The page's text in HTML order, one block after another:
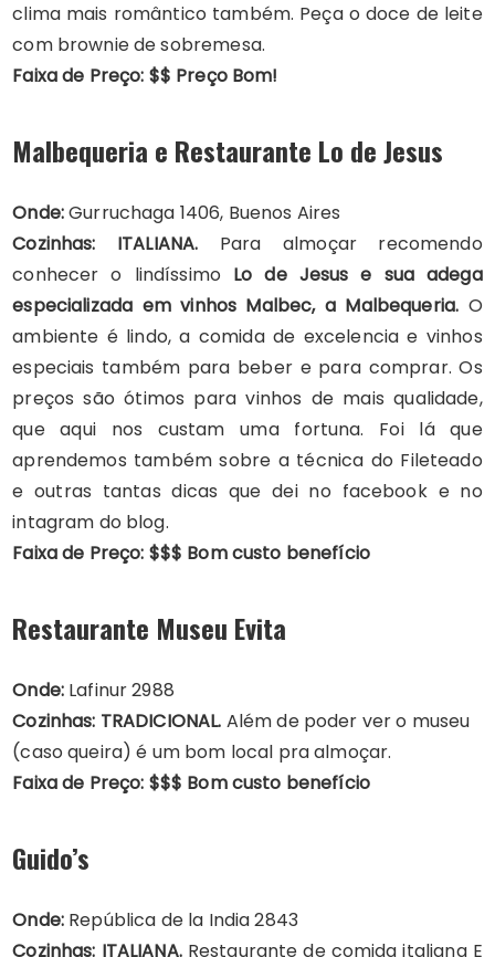
clima mais romântico também. Peça o doce de leite
com brownie de sobremesa.
Faixa de Preço: $$ Preço Bom!
Malbequeria e Restaurante Lo de Jesus
Onde:Gurruchaga 1406, Buenos Aires
Cozinhas: ITALIANA. Para almoçar recomendo
conhecer o lindíssimo Lo de Jesus e sua adega
especializada em vinhos Malbec, a Malbequeria. O
ambiente é lindo, a comida de excelencia e vinhos
especiais também para beber e para comprar. Os
preços são ótimos para vinhos de mais qualidade,
que aqui nos custam uma fortuna. Foi lá que
aprendemos também sobre a técnica do Fileteado
e outras tantas dicas que dei no facebook e no
intagram do blog.
Faixa de Preço: $$$ Bom custo benefício
Restaurante Museu Evita
Onde: Lafinur 2988
Cozinhas: TRADICIONAL. Além de poder ver o museu
(caso queira) é um bom local pra almoçar.
Faixa de Preço: $$$ Bom custo benefício
Guido’s
Onde: República de la India 2843
Cozinhas: ITALIANA. Restaurante de comida italiana E